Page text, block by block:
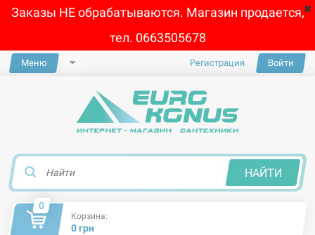
Заказы НЕ обрабатываются. Магазин продается,
тел. 0663505678
Меню Регистрация Войти
НАЙТИ
0
Корзина:
0 грн